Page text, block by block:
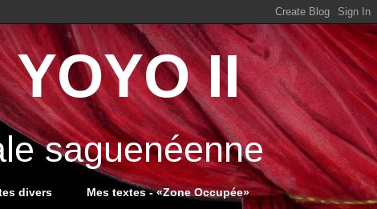
II
saguenéenne
divers Mes textes - «Zone Occupée»